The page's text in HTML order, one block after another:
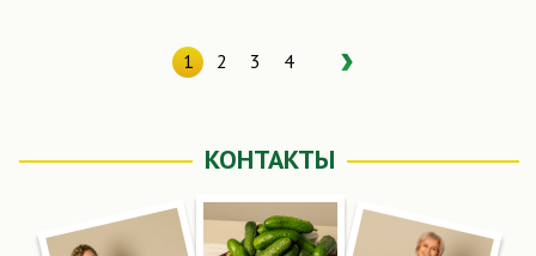
1 2 3 4
КОНТАКТЫ